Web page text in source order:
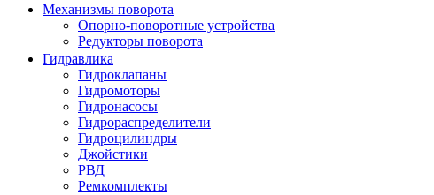
Механизмы поворота
Опорно-поворотные устройства
Редукторы поворота
Гидравлика
Гидроклапаны
Гидромоторы
Гидронасосы
Гидрораспределители
Гидроцилиндры
Джойстики
РВД
Ремкомплекты